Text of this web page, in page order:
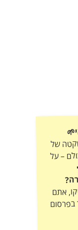
של
עדכונים לפני כולם – על
אתם
בפרסום